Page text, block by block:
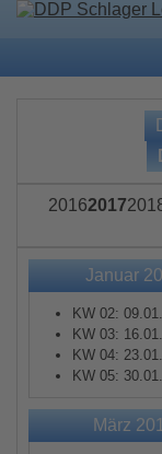
20162017
Januar
KW 02:
KW 03:
KW 04:
KW 05:
März